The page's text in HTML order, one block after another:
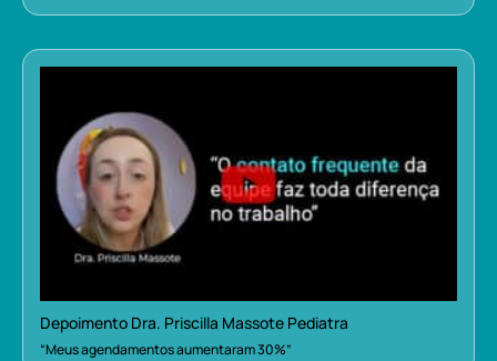
Depoimento Dra. Priscilla Massote Pediatra
“Meus agendamentos aumentaram 30%”